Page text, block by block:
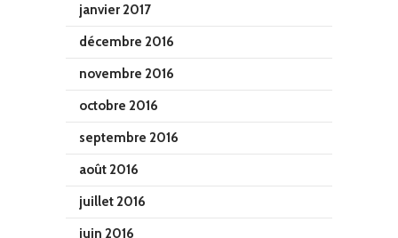
janvier 2017
décembre 2016
novembre 2016
octobre 2016
septembre 2016
août 2016
juillet 2016
juin 2016